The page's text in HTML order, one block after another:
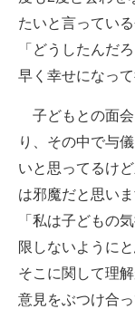
たいと言ってい
「どうしたんだ
早く幸せになっ
子どもとの面会
り、その中で与
いと思ってるけ
は邪魔だと思い
「私は子どもの
限しないように
そこに関して理
意見をぶつけ合っ